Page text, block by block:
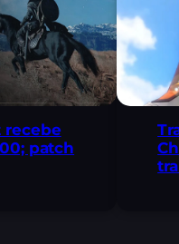
recebe
patch